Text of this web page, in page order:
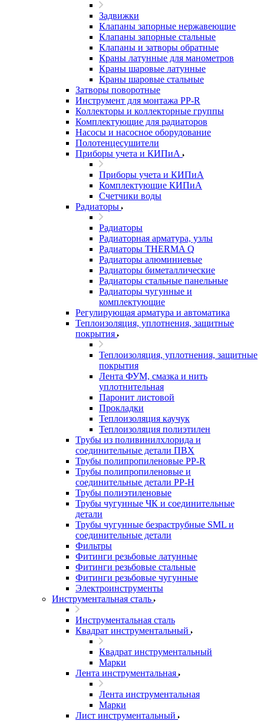
Задвижки
Клапаны запорные нержавеющие
Клапаны запорные стальные
Клапаны и затворы обратные
Краны латунные для манометров
Краны шаровые латунные
Краны шаровые стальные
Затворы поворотные
Инструмент для монтажа PP-R
Коллекторы и коллекторные группы
Комплектующие для радиаторов
Насосы и насосное оборудование
Полотенцесушители
Приборы учета и КИПиА
Приборы учета и КИПиА
Комплектующие КИПиА
Счетчики воды
Радиаторы
Радиаторы
Радиаторная арматура, узлы
Радиаторы THERMA Q
Радиаторы алюминиевые
Радиаторы биметаллические
Радиаторы стальные панельные
Радиаторы чугунные и
комплектующие
Регулирующая арматура и автоматика
Теплоизоляция, уплотнения, защитные
покрытия
Теплоизоляция, уплотнения, защитные
покрытия
Лента ФУМ, смазка и нить
уплотнительная
Паронит листовой
Прокладки
Теплоизоляция каучук
Теплоизоляция полиэтилен
Трубы из поливинилхлорида и
соединительные детали ПВХ
Трубы полипропиленовые PP-R
Трубы полипропиленовые и
соединительные детали PP-H
Трубы полиэтиленовые
Трубы чугунные ЧК и соединительные
детали
Трубы чугунные безраструбные SML и
соединительные детали
Фильтры
Фитинги резьбовые латунные
Фитинги резьбовые стальные
Фитинги резьбовые чугунные
Электроинструменты
Инструментальная сталь
Инструментальная сталь
Квадрат инструментальный
Квадрат инструментальный
Марки
Лента инструментальная
Лента инструментальная
Марки
Лист инструментальный